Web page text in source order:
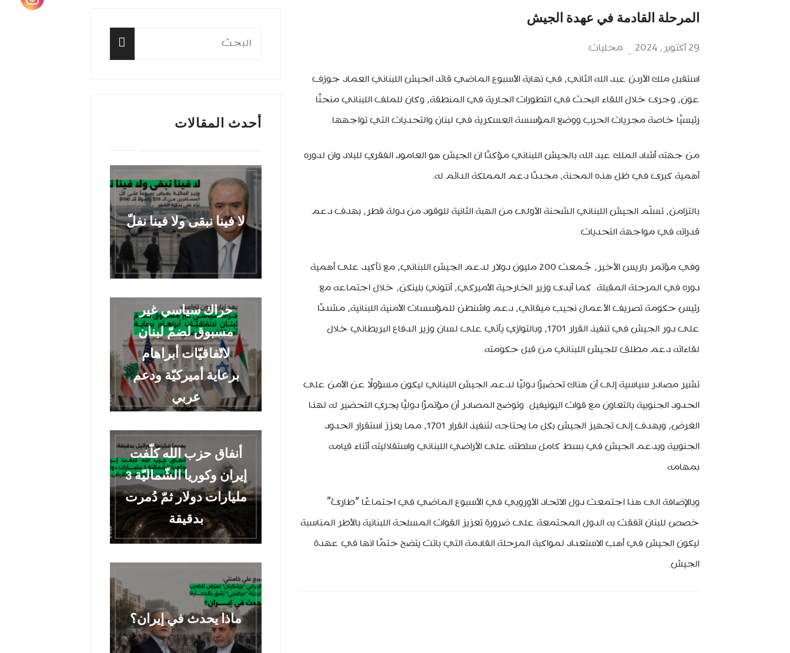
المرحلة القادمة في عهدة الجيش
29 أكتوبر، 2024 محليات
استقبل ملك الأردن عبد الله الثاني، في نهاية الأسبوع الماضي قائد الجيش اللبناني العماد جوزف
عون، وجرى خلال اللقاء البحث في التطورات الجارية في المنطقة، وكان للملف اللبناني منحنًا
رئيسيًا خاصة مجريات الحرب ووضع المؤسسة العسكرية في لبنان والتحديات التي تواجهها.
من جهته أشاد الملك عبد الله بالجيش اللبناني مؤكدًا ان الجيش هو العامود الفقري للبلاد وان لدوره
أهمية كبرى في ظل هذه المحنة، مجددًا دعم المملكة الدائم له.
بالتزامن، تسلّم الجيش اللبناني الشحنة الأولى من الهبة الثانية للوقود من دولة قطر، بهدف دعم
قدراته في مواجهة التحديات.
وفي مؤتمر باريس الأخير، جُمعت 200 مليون دولار لدعم الجيش اللبناني، مع تأكيد على أهمية
دوره في المرحلة المقبلة. كما أبدى وزير الخارجية الأميركي، أنتوني بلينكن، خلال اجتماعه مع
رئيس حكومة تصريف الأعمال نجيب ميقاتي، دعم واشنطن للمؤسسات الأمنية اللبنانية، مشددًا
على دور الجيش في تنفيذ القرار 1701، وبالتوازي يأتي على لسان وزير الدفاع البريطاني خلال
لقاءاته دعم مطلق للجيش اللبناني من قبل حكومته.
تشير مصادر سياسية إلى أن هناك تحضيرًا دوليًا لدعم الجيش اللبناني ليكون مسؤولًا عن الأمن على
الحدود الجنوبية بالتعاون مع قوات اليونيفيل. وتوضح المصادر أن مؤتمرًا دوليًا يجري التحضير له لهذا
الغرض، ويهدف إلى تجهيز الجيش بكل ما يحتاجه لتنفيذ القرار 1701، مما يعزز استقرار الحدود
الجنوبية ويدعم الجيش في بسط كامل سلطته على الأراضي اللبناني واستقلاليته أثناء قيامه
بمهامه.
وبالإضافة الى هذا اجتمعت دول الاتحاد الأوروبي في الأسبوع الماضي في اجتماعًا “طارئ”
خصص للبنان اتفقت به الدول المجتمعة على ضرورة تعزيز القوات المسلحة اللبنانية بالأطر المناسبة
ليكون الجيش في أهب الاستعداد لمواكبة المرحلة القادمة التي باتت يتضح حتمًا انها في عهدة
الجيش.
البحث
أحدث المقالات
لا فينا نبقى ولا فينا نفلّ
حراك سياسي غير
مسبوق لضمّ لبنان
لاتّفاقيّات أبراهام
برعاية أميركيّة ودعم
عربي
أنفاق حزب الله كلّفت
إيران وكوريا الشّماليّة 3
مليارات دولار ثمّ دُمرت
بدقيقة
ماذا يحدث في إيران؟